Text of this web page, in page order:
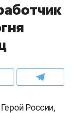
России,